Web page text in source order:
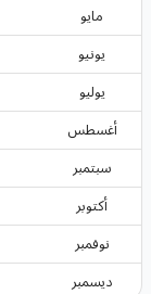
مايو
يونيو
يوليو
أغسطس
سبتمبر
أكتوبر
نوفمبر
ديسمبر